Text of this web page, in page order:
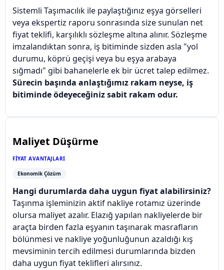
Sistemli Taşımacılık ile paylaştığınız eşya görselleri
veya ekspertiz raporu sonrasında size sunulan net
fiyat teklifi, karşılıklı sözleşme altına alınır. Sözleşme
imzalandıktan sonra, iş bitiminde sizden asla "yol
durumu, köprü geçişi veya bu eşya arabaya
sığmadı" gibi bahanelerle ek bir ücret talep edilmez.
Sürecin başında anlaştığımız rakam neyse, iş
bitiminde ödeyeceğiniz sabit rakam odur.
Maliyet Düşürme
FIYAT AVANTAJLARI
Ekonomik Çözüm
Hangi durumlarda daha uygun fiyat alabilirsiniz?
Taşınma işleminizin aktif nakliye rotamız üzerinde
olursa maliyet azalır. Elazığ yapılan nakliyelerde bir
araçta birden fazla eşyanın taşınarak masrafların
bölünmesi ve nakliye yoğunluğunun azaldığı kış
mevsiminin tercih edilmesi durumlarında bizden
daha uygun fiyat teklifleri alırsınız.